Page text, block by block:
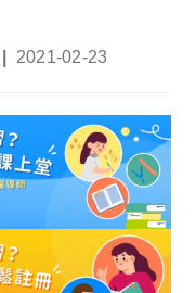
Post
2021-02-23